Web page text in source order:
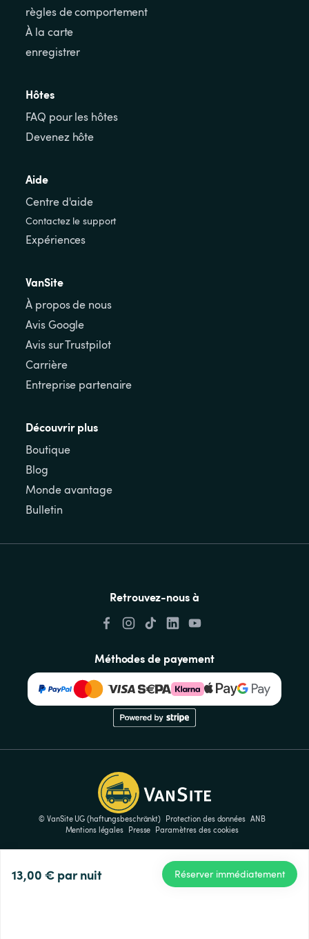
13,00 € par nuit Réserver immédiatement
règles de comportement
À la carte
enregistrer
Hôtes
FAQ pour les hôtes
Devenez hôte
Aide
Centre d'aide
Contactez le support
Expériences
VanSite
À propos de nous
Avis Google
Avis sur Trustpilot
Carrière
Entreprise partenaire
Découvrir plus
Boutique
Blog
Monde avantage
Bulletin
Retrouvez-nous à
Méthodes de payement
© VanSite UG (haftungsbeschränkt) Protection des données ANB
Mentions légales
Presse Paramètres des cookies